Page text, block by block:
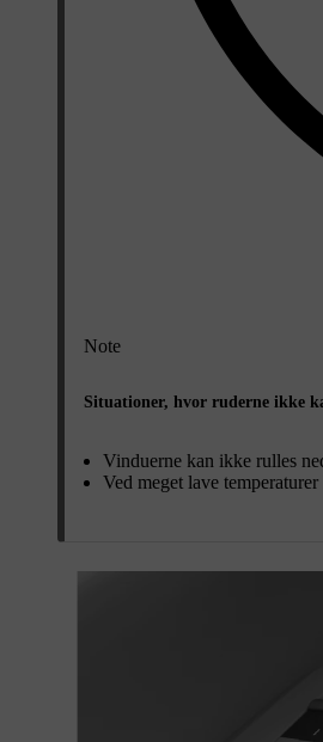
Note
Situationer, hvor ruderne ikke
Vinduerne kan ikke rulles
Ved meget lave